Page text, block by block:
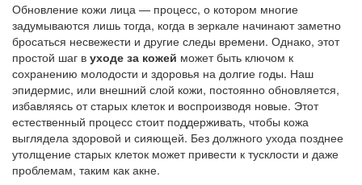
Обновление кожи лица — процесс, о котором многие
задумываются лишь тогда, когда в зеркале начинают заметно
бросаться несвежести и другие следы времени. Однако, этот
простой шаг в уходе за кожей может быть ключом к
сохранению молодости и здоровья на долгие годы. Наш
эпидермис, или внешний слой кожи, постоянно обновляется,
избавляясь от старых клеток и воспроизводя новые. Этот
естественный процесс стоит поддерживать, чтобы кожа
выглядела здоровой и сияющей. Без должного ухода позднее
утолщение старых клеток может привести к тусклости и даже
проблемам, таким как акне.